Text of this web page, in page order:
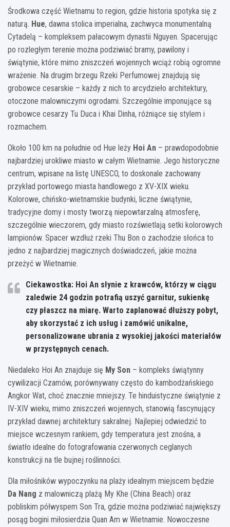
Środkowa część Wietnamu to region, gdzie historia spotyka się z
naturą. Hue, dawna stolica imperialna, zachwyca monumentalną
Cytadelą – kompleksem pałacowym dynastii Nguyen. Spacerując
po rozległym terenie można podziwiać bramy, pawilony i
świątynie, które mimo zniszczeń wojennych wciąż robią ogromne
wrażenie. Na drugim brzegu Rzeki Perfumowej znajdują się
grobowce cesarskie – każdy z nich to arcydzieło architektury,
otoczone malowniczymi ogrodami. Szczególnie imponujące są
grobowce cesarzy Tu Duca i Khai Dinha, różniące się stylem i
rozmachem.
Około 100 km na południe od Hue leży Hoi An – prawdopodobnie
najbardziej urokliwe miasto w całym Wietnamie. Jego historyczne
centrum, wpisane na listę UNESCO, to doskonale zachowany
przykład portowego miasta handlowego z XV-XIX wieku.
Kolorowe, chińsko-wietnamskie budynki, liczne świątynie,
tradycyjne domy i mosty tworzą niepowtarzalną atmosferę,
szczególnie wieczorem, gdy miasto rozświetlają setki kolorowych
lampionów. Spacer wzdłuż rzeki Thu Bon o zachodzie słońca to
jedno z najbardziej magicznych doświadczeń, jakie można
przeżyć w Wietnamie.
Ciekawostka: Hoi An słynie z krawców, którzy w ciągu
zaledwie 24 godzin potrafią uszyć garnitur, sukienkę
czy płaszcz na miarę. Warto zaplanować dłuższy pobyt,
aby skorzystać z ich usług i zamówić unikalne,
personalizowane ubrania z wysokiej jakości materiałów
w przystępnych cenach.
Niedaleko Hoi An znajduje się My Son – kompleks świątynny
cywilizacji Czamów, porównywany często do kambodżańskiego
Angkor Wat, choć znacznie mniejszy. Te hinduistyczne świątynie z
IV-XIV wieku, mimo zniszczeń wojennych, stanowią fascynujący
przykład dawnej architektury sakralnej. Najlepiej odwiedzić to
miejsce wczesnym rankiem, gdy temperatura jest znośna, a
światło idealne do fotografowania czerwonych ceglanych
konstrukcji na tle bujnej roślinności.
Dla miłośników wypoczynku na plaży idealnym miejscem będzie
Da Nang z malowniczą plażą My Khe (China Beach) oraz
pobliskim półwyspem Son Tra, gdzie można podziwiać największy
posąg bogini miłosierdzia Quan Am w Wietnamie. Nowoczesne